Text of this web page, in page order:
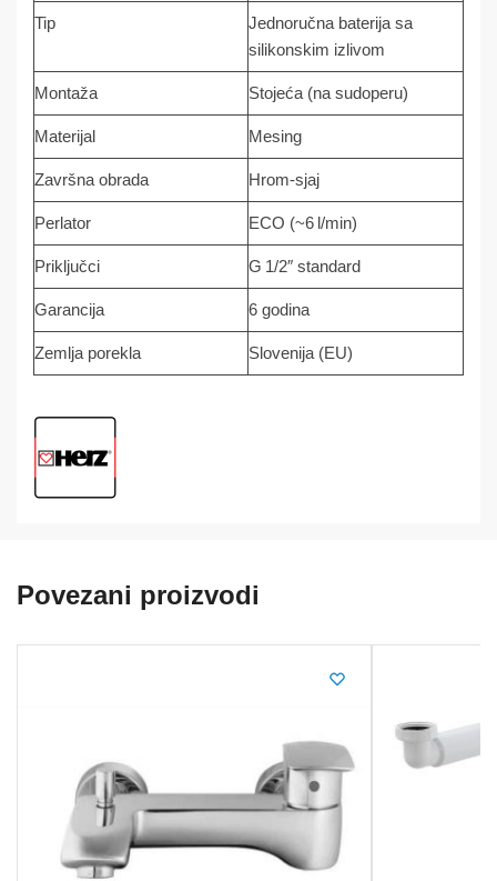
Tip
Jednoručna baterija sa
silikonskim izlivom
Montaža Stojeća (na sudoperu)
Materijal Mesing
Završna obrada Hrom-sjaj
Perlator ECO (~6 l/min)
Priključci G 1/2″ standard
Garancija 6 godina
Zemlja porekla Slovenija (EU)
Povezani proizvodi